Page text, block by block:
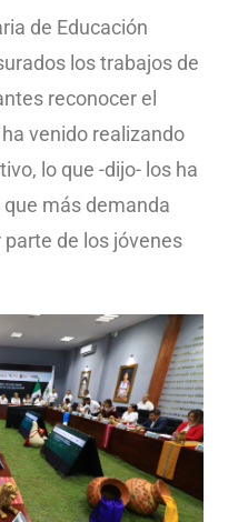
de Educación
los trabajos de
reconocer el
venido realizando
lo que -dijo- los ha
que más demanda
de los jóvenes